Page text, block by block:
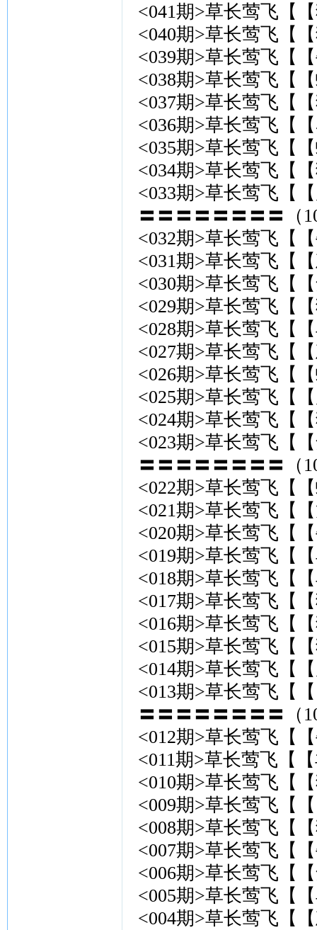
<041期>草长莺飞【
<040期>草长莺飞【
<039期>草长莺飞【
<038期>草长莺飞【
<037期>草长莺飞【
<036期>草长莺飞【
<035期>草长莺飞【
<034期>草长莺飞【
<033期>草长莺飞【
〓〓〓〓〓〓〓〓（
<032期>草长莺飞【
<031期>草长莺飞【
<030期>草长莺飞【
<029期>草长莺飞【
<028期>草长莺飞【
<027期>草长莺飞【
<026期>草长莺飞【
<025期>草长莺飞【
<024期>草长莺飞【
<023期>草长莺飞【
〓〓〓〓〓〓〓〓（
<022期>草长莺飞【
<021期>草长莺飞【
<020期>草长莺飞【
<019期>草长莺飞【
<018期>草长莺飞【
<017期>草长莺飞【
<016期>草长莺飞【
<015期>草长莺飞【
<014期>草长莺飞【
<013期>草长莺飞【
〓〓〓〓〓〓〓〓（
<012期>草长莺飞【
<011期>草长莺飞【
<010期>草长莺飞【
<009期>草长莺飞【
<008期>草长莺飞【
<007期>草长莺飞【
<006期>草长莺飞【
<005期>草长莺飞【
<004期>草长莺飞【